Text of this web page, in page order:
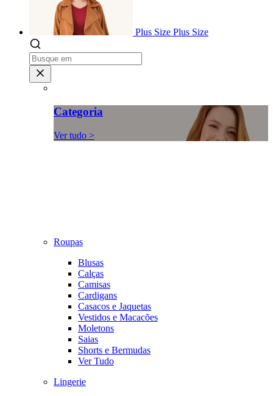
Plus Size Plus Size
Categoria
Ver tudo >
Roupas
Blusas
Calças
Camisas
Cardigans
Casacos e Jaquetas
Vestidos e Macacões
Moletons
Saias
Shorts e Bermudas
Ver Tudo
Lingerie